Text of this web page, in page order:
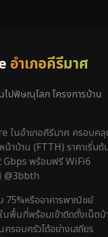
อำเภอคีรีมาศ
ไปพิษณุโลก โครงการบ้าน
ในอำเภอคีรีมาศ ครอบค
าบ้าน (FTTH) ราคาเริ่มต้
Gbps พร้อมฟรี WiFi6
@3bbth
75%หรืออาคารพาณิชย์
นพื้นที่พร้อมเข้าติดตั้งเน็ตบ้
ครอบครัวได้อย่างเสถียร